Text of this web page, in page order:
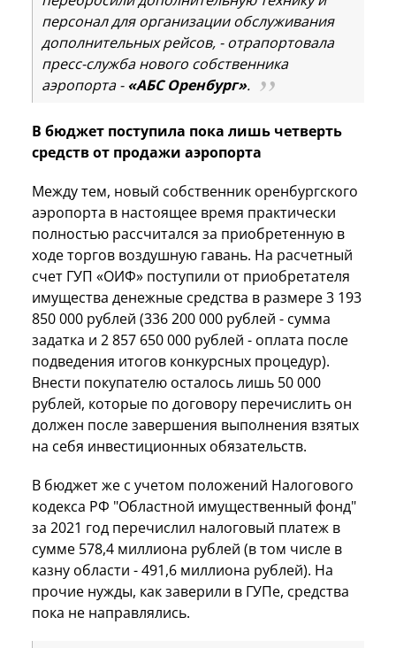
персонал для организации обслуживания
дополнительных рейсов, - отрапортовала
пресс-служба нового собственника
аэропорта -«АБС Оренбург».
В бюджет поступила пока лишь четверть
средств от продажи аэропорта
Между тем, новый собственник оренбургского
аэропорта в настоящее время практически
полностью рассчитался за приобретенную в
ходе торгов воздушную гавань. На расчетный
счет ГУП «ОИФ» поступили от приобретателя
имущества денежные средства в размере 3 193
850 000 рублей (336 200 000 рублей - сумма
задатка и 2 857 650 000 рублей - оплата после
подведения итогов конкурсных процедур).
Внести покупателю осталось лишь 50 000
рублей, которые по договору перечислить он
должен после завершения выполнения взятых
на себя инвестиционных обязательств.
В бюджет же с учетом положений Налогового
кодекса РФ "Областной имущественный фонд"
за 2021 год перечислил налоговый платеж в
сумме 578,4 миллиона рублей (в том числе в
казну области - 491,6 миллиона рублей). На
прочие нужды, как заверили в ГУПе, средства
пока не направлялись.